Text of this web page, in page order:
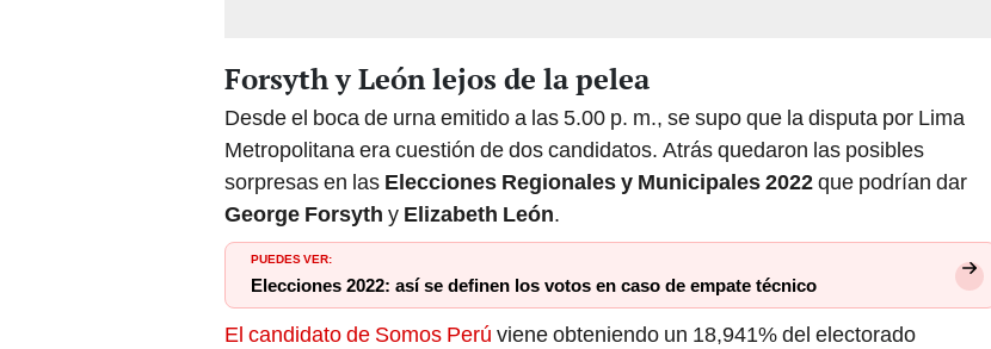
Forsyth y León lejos de la pelea
Desde el boca de urna emitido a las 5.00 p. m., se supo que la disputa por Lima
Metropolitana era cuestión de dos candidatos. Atrás quedaron las posibles
sorpresas en las Elecciones Regionales y Municipales 2022que podrían dar
George Forsyth y Elizabeth León.
PUEDES VER:
Elecciones 2022: así se definen los votos en caso de empate técnico
El candidato de Somos Perú viene obteniendo un 18,941% del electorado